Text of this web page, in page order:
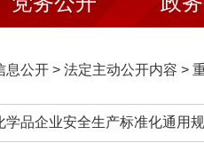
息公开 > 法定主动公开内容 >
学品企业安全生产标准化通用